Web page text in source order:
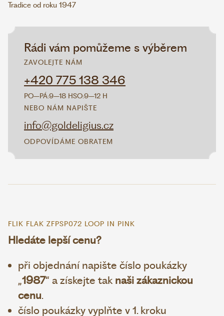
Rádi vám pomůžeme s výběrem
ZAVOLEJTE NÁM
+420 775 138 346
PO–PÁ:9–18 HSO:9–12 H
NEBO NÁM NAPIŠTE
info@goldeligius.cz
ODPOVÍDÁME OBRATEM
Tradice od roku 1947
FLIK FLAK ZFPSP072 LOOP IN PINK
Hledáte lepší cenu?
při objednání napište číslo poukázky
„1987“ a získejte tak naši zákaznickou
cenu.
číslo poukázky vyplňte v 1. kroku